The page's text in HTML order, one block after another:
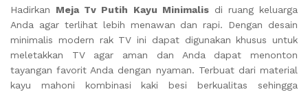
Hadirkan Meja Tv Putih Kayu Minimalisdi ruang keluarga
Anda agar terlihat lebih menawan dan rapi. Dengan desain
minimalis modern rak TV ini dapat digunakan khusus untuk
meletakkan TV agar aman dan Anda dapat menonton
tayangan favorit Anda dengan nyaman. Terbuat dari material
kayu mahoni kombinasi kaki besi berkualitas sehingga